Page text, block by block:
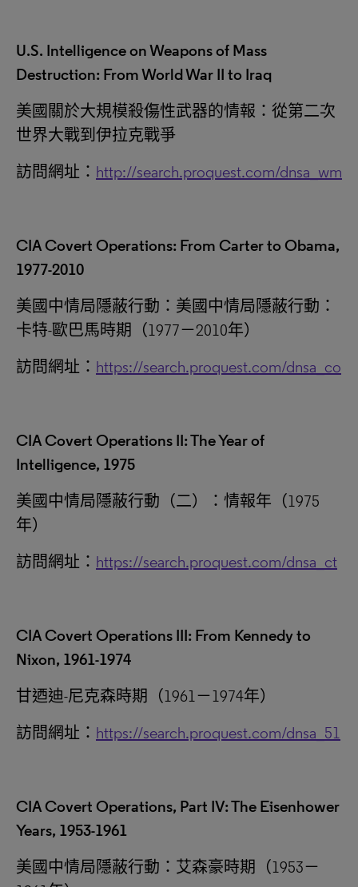
U.S. Intelligence on Weapons of Mass
Destruction: From World War II to Iraq
美國關於大規模殺傷性武器的情報：從第二次
世界大戰到伊拉克戰爭
訪問網址： http://search.proquest.com/dnsa_wm
CIA Covert Operations: From Carter to Obama,
1977-2010
美國中情局隱蔽行動：美國中情局隱蔽行動：
卡特-歐巴馬時期（1977－2010‎年）
訪問網址： https://search.proquest.com/dnsa_co
CIA Covert Operations II: The Year of
Intelligence, 1975
美國中情局隱蔽行動（二）：情報年（1975
年）
訪問網址： https://search.proquest.com/dnsa_ct
CIA Covert Operations III: From Kennedy to
Nixon, 1961-1974
甘迺迪-尼克森時期（1961－1974‎年）
訪問網址： https://search.proquest.com/dnsa_51
CIA Covert Operations, Part IV: The Eisenhower
Years, 1953-1961
美國中情局隱蔽行動：艾森豪時期（1953－